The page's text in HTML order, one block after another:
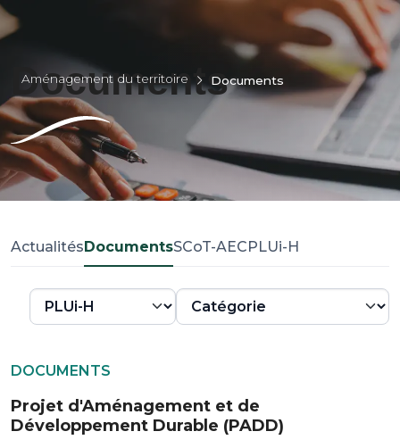
Aménagement du territoire Documents
Documents
ActualitésDocumentsSCoT-AECPLUi-H
DOCUMENTS
Projet d'Aménagement et de
Développement Durable (PADD)